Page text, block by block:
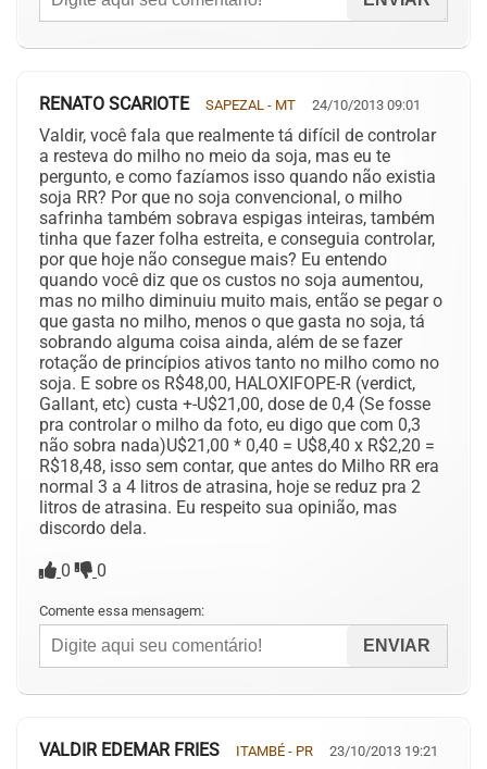
RENATO SCARIOTE SAPEZAL - MT 24/10/2013 09:01
Valdir, você fala que realmente tá difícil de controlar
a resteva do milho no meio da soja, mas eu te
pergunto, e como fazíamos isso quando não existia
soja RR? Por que no soja convencional, o milho
safrinha também sobrava espigas inteiras, também
tinha que fazer folha estreita, e conseguia controlar,
por que hoje não consegue mais? Eu entendo
quando você diz que os custos no soja aumentou,
mas no milho diminuiu muito mais, então se pegar o
que gasta no milho, menos o que gasta no soja, tá
sobrando alguma coisa ainda, além de se fazer
rotação de princípios ativos tanto no milho como no
soja. E sobre os R$48,00, HALOXIFOPE-R (verdict,
Gallant, etc) custa +-U$21,00, dose de 0,4 (Se fosse
pra controlar o milho da foto, eu digo que com 0,3
não sobra nada)U$21,00 * 0,40 = U$8,40 x R$2,20 =
R$18,48, isso sem contar, que antes do Milho RR era
normal 3 a 4 litros de atrasina, hoje se reduz pra 2
litros de atrasina. Eu respeito sua opinião, mas
discordo dela.
0 0
Comente essa mensagem:
VALDIR EDEMAR FRIES ITAMBÉ - PR 23/10/2013 19:21